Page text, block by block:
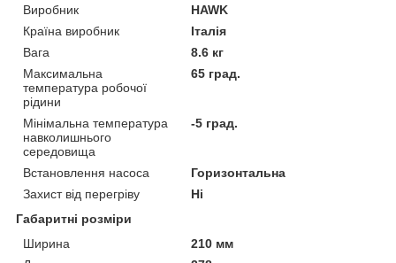
Виробник
HAWK
Країна виробник
Італія
Вага
8.6 кг
Максимальна
температура робочої
рідини
65 град.
Мінімальна температура
навколишнього
середовища
-5 град.
Встановлення насоса
Горизонтальна
Захист від перегріву
Ні
Габаритні розміри
Ширина
210 мм